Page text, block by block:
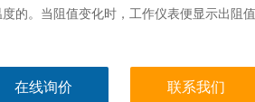
的。当阻值变化时，工作仪表便显示出阻
在线询价 联系我们